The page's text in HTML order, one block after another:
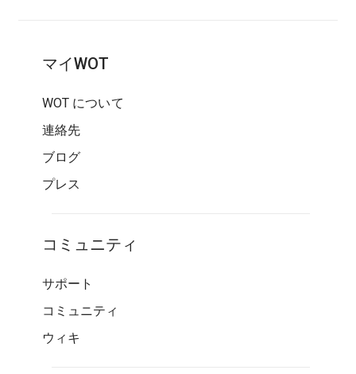
マイWOT
WOT について
連絡先
ブログ
プレス
コミュニティ
サポート
コミュニティ
ウィキ